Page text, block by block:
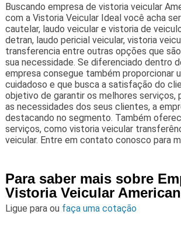
Buscando empresa de vistoria veicular
com a Vistoria Veicular Ideal você acha
cautelar, laudo veicular e vistoria de
detran, laudo pericial veicular, vistoria
transferencia entre outras opções que
sua necessidade. Se diferenciado dentro
empresa consegue também proporcionar
cuidadoso e que busca a satisfação do
objetivo de garantir os melhores serviços,
as necessidades dos seus clientes, a
destacando no segmento. Também
serviços, como vistoria veicular
veicular. Entre em contato conosco para
Para saber mais sobre
Vistoria Veicular
Ligue para ou faça uma cotação